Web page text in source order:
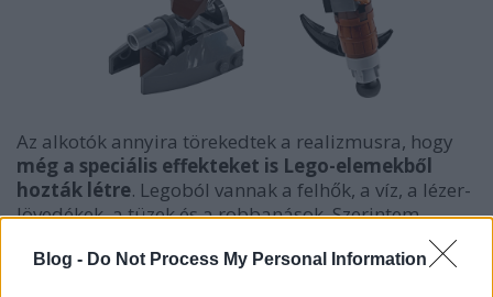
Blog - Do Not Process My Personal Information
Az alkotók annyira törekedtek a realizmusra, hogy
még a speciális effekteket is Lego-elemekből
hozták létre. Legoból vannak a felhők, a víz, a lézer-
lövedékek, a tüzek és a robbanások. Szerintem
minden korosztály megtalálhatja a számára ismerős
figurákat, hiszen láthatunk cápát, krokodilt, világító